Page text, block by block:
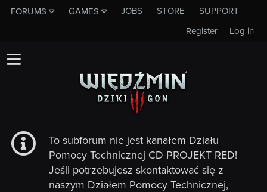
FORUMS GAMES JOBS STORE
SUPPORT
Log in
Register
To subforum nie jest kanałem Działu
Pomocy Technicznej CD PROJEKT RED!
Jeśli potrzebujesz skontaktować się z
naszym Działem Pomocy Technicznej,